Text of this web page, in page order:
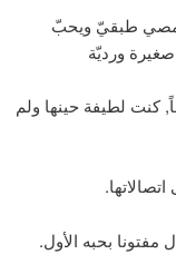
طبقيّ ويحبّ
ورديّة
كنت لطيفة حينها ولم
بحبه الأول.